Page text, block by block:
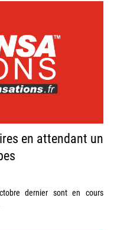
en attendant un
dernier sont en cours